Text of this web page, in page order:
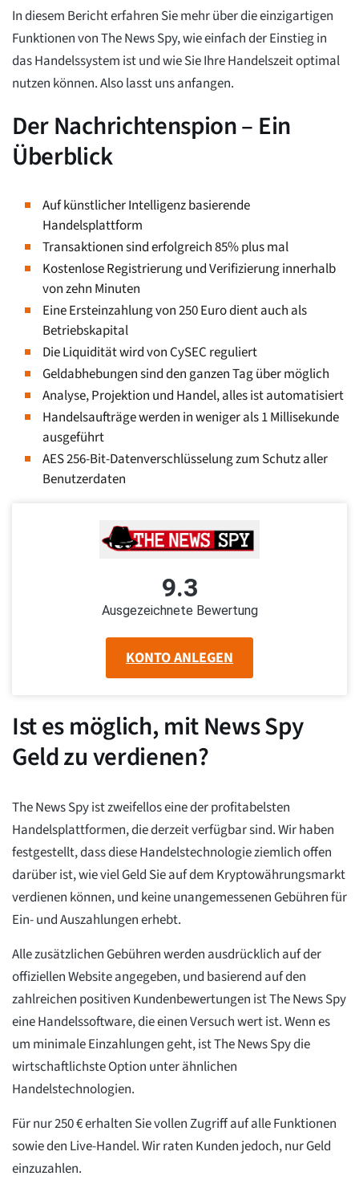
In diesem Bericht erfahren Sie mehr über die einzigartigen
Funktionen von The News Spy, wie einfach der Einstieg in
das Handelssystem ist und wie Sie Ihre Handelszeit optimal
nutzen können. Also lasst uns anfangen.
Der Nachrichtenspion – Ein
Überblick
Auf künstlicher Intelligenz basierende
Handelsplattform
Transaktionen sind erfolgreich 85% plus mal
Kostenlose Registrierung und Verifizierung innerhalb
von zehn Minuten
Eine Ersteinzahlung von 250 Euro dient auch als
Betriebskapital
Die Liquidität wird von CySEC reguliert
Geldabhebungen sind den ganzen Tag über möglich
Analyse, Projektion und Handel, alles ist automatisiert
Handelsaufträge werden in weniger als 1 Millisekunde
ausgeführt
AES 256-Bit-Datenverschlüsselung zum Schutz aller
Benutzerdaten
9.3
Ausgezeichnete Bewertung
KONTO ANLEGEN
Ist es möglich, mit News Spy
Geld zu verdienen?
The News Spy ist zweifellos eine der profitabelsten
Handelsplattformen, die derzeit verfügbar sind. Wir haben
festgestellt, dass diese Handelstechnologie ziemlich offen
darüber ist, wie viel Geld Sie auf dem Kryptowährungsmarkt
verdienen können, und keine unangemessenen Gebühren für
Ein- und Auszahlungen erhebt.
Alle zusätzlichen Gebühren werden ausdrücklich auf der
offiziellen Website angegeben, und basierend auf den
zahlreichen positiven Kundenbewertungen ist The News Spy
eine Handelssoftware, die einen Versuch wert ist. Wenn es
um minimale Einzahlungen geht, ist The News Spy die
wirtschaftlichste Option unter ähnlichen
Handelstechnologien.
Für nur 250 € erhalten Sie vollen Zugriff auf alle Funktionen
sowie den Live-Handel. Wir raten Kunden jedoch, nur Geld
einzuzahlen.